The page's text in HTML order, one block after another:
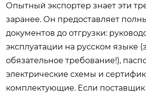
Опытный экспортер знает эти
заранее. Он предоставляет
документов до отгрузки:
эксплуатации на русском языке
обязательное требование!),
электрические схемы и
комплектующие. Если поставщик